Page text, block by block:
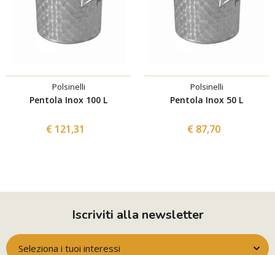
Polsinelli
Pentola Inox 100 L
€ 121,31
Polsinelli
Pentola Inox 50 L
€ 87,70
Iscriviti alla newsletter
Seleziona i tuoi interessi